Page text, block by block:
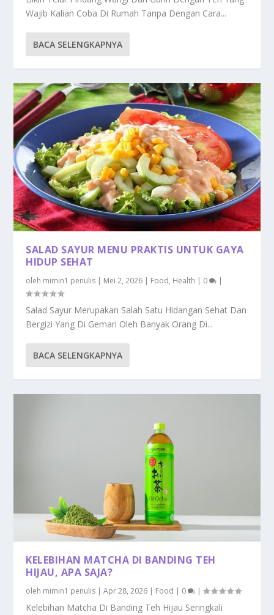
Wajib Kalian Coba Di Rumah Tanpa Dengan Cara...
BACA SELENGKAPNYA
SALAD SAYUR MENU PRAKTIS UNTUK GAYA
HIDUP SEHAT
oleh mimin1 penulis | Mei 2, 2026 | Food, Health | 0 |
Salad Sayur Merupakan Salah Satu Hidangan Sehat Dan
Bergizi Yang Di Gemari Oleh Banyak Orang Di...
BACA SELENGKAPNYA
KELEBIHAN MATCHA DI BANDING TEH
HIJAU, APA SAJA?
oleh mimin1 penulis |Apr 28, 2026 | Food | 0 |
Kelebihan Matcha Di Banding Teh Hijau Seringkali